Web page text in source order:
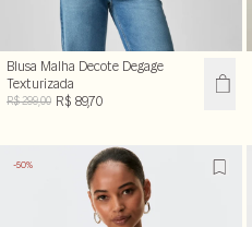
Blusa Malha Decote Degage
Texturizada
R$ 299,00 R$ 89,70
-50%